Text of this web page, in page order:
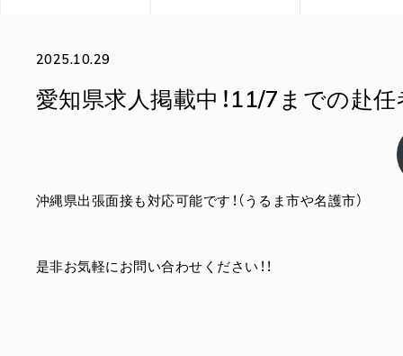
2025.10.29
愛知県求人掲載中！11/7までの赴任
沖縄県出張面接も対応可能です！（うるま市や名護市）
是非お気軽にお問い合わせください！！